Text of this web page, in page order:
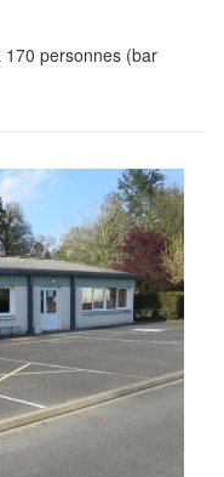
personnes (bar